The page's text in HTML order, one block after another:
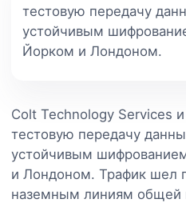
тестовую передачу
устойчивым
Йорком и Лондоном.
Colt Technology Services
тестовую передачу
устойчивым
и Лондоном. Трафик шел
наземным линиям общей